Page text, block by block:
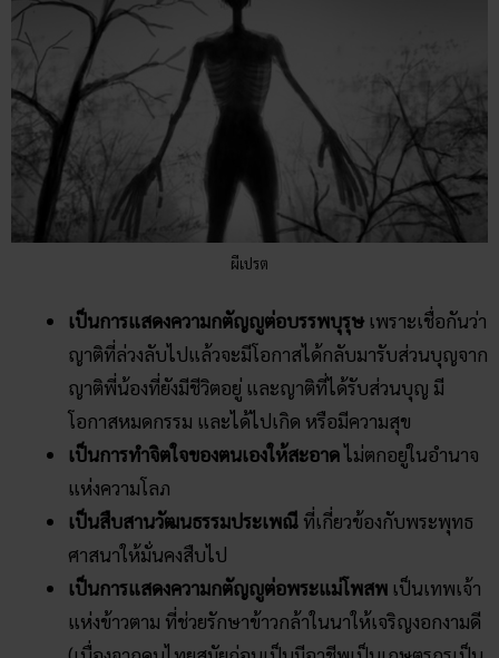
ผีเปรต
เป็นการแสดงความกตัญญูต่อบรรพบุรุษ เพราะเชื่อกันว่า
ญาติที่ล่วงลับไปแล้วจะมีโอกาสได้กลับมารับส่วนบุญจาก
ญาติพี่น้องที่ยังมีชีวิตอยู่ และญาติที่ได้รับส่วนบุญ มี
โอกาสหมดกรรม และได้ไปเกิด หรือมีความสุข
เป็นการทำจิตใจของตนเองให้สะอาดไม่ตกอยู่ในอำนาจ
แห่งความโลภ
เป็นสืบสานวัฒนธรรมประเพณี ที่เกี่ยวข้องกับพระพุทธ
ศาสนาให้มั่นคงสืบไป
เป็นการแสดงความกตัญญูต่อพระแม่โพสพ เป็นเทพเจ้า
แห่งข้าวตาม ที่ช่วยรักษาข้าวกล้าในนาให้เจริญงอกงามดี